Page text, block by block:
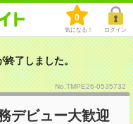
0
気になる！ ログイン
了しました。
No.TMPE26-0535732
デビュー大歓迎